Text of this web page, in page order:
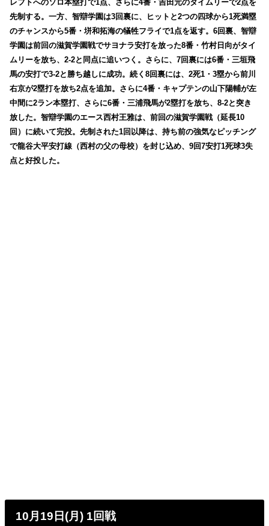
レフトへのソロ本塁打で1点、さらに4番・吉田元のタイムリーで2点を
先制する。一方、智辯学園は3回裏に、ヒットと2つの四球から1死満塁
のチャンスから5番・垪和拓海の犠牲フライで1点を返す。6回裏、智辯
学園は前回の滋賀学園戦でサヨナラ安打を放った8番・竹村日向がタイ
ムリーを放ち、2-2と同点に追いつく。さらに、7回裏には6番・三垣飛
馬の安打で3-2と勝ち越しに成功。続く8回裏には、2死1・3塁から前川
右京が2塁打を放ち2点を追加。さらに4番・キャプテンの山下陽輔が左
中間に2ラン本塁打、さらに6番・三浦飛馬が2塁打を放ち、8-2と突き
放した。智辯学園のエース西村王雅は、前回の滋賀学園戦（延長10
回）に続いて完投。先制された1回以降は、持ち前の強気なピッチング
で龍谷大平安打線（西村の父の母校）を封じ込め、9回7安打1死球3失
点と好投した。
10月19日(月) 1回戦